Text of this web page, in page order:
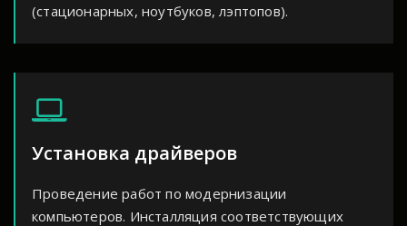
(стационарных, ноутбуков, лэптопов).
Установка драйверов
Проведение работ по модернизации
компьютеров. Инсталляция соответствующих